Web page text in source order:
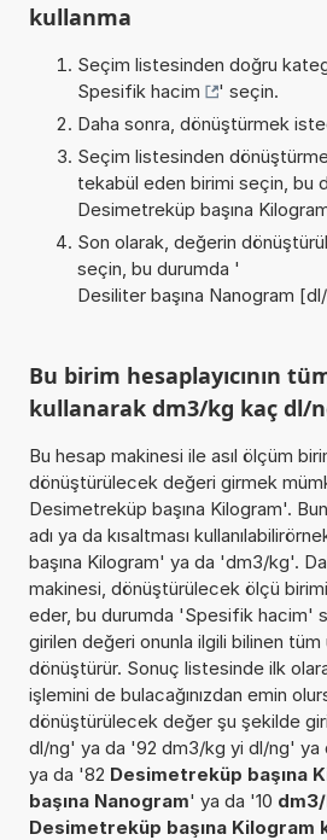
kullanma
Seçim listesinden doğru
Spesifik hacim
' seçin.
Daha sonra, dönüştürmek
Seçim listesinden
tekabül eden birimi seçin, bu
Desimetreküp başına
Son olarak, değerin
seçin, bu durumda '
Desiliter başına Nanogram
Bu birim hesaplayıcının
kullanarak dm3/kg kaç dl/
Bu hesap makinesi ile asıl ölçüm
dönüştürülecek değeri girmek
Desimetreküp başına Kilogram'.
adı ya da kısaltması
başına Kilogram' ya da 'dm3/kg'.
makinesi, dönüştürülecek ölçü
eder, bu durumda 'Spesifik hacim'
girilen değeri onunla ilgili bilinen
dönüştürür. Sonuç listesinde ilk
işlemini de bulacağınızdan emin
dönüştürülecek değer şu şekilde
dl/ng' ya da '92 dm3/kg yi dl/ng'
ya da '82 Desimetreküp başına
başına Nanogram' ya da '10
Desimetreküp başına Kilogram